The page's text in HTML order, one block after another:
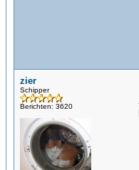
zier
Schipper
Berichten: 3620